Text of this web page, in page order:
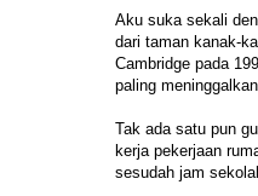
Aku suka sekali
dari taman kanak-
Cambridge pada
paling
Tak ada satu pun
kerja pekerjaan
sesudah jam